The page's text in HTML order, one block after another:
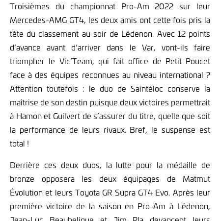
Troisièmes du championnat Pro-Am 2022 sur leur
Mercedes-AMG GT4, les deux amis ont cette fois pris la
tête du classement au soir de Lédenon. Avec 12 points
d’avance avant d’arriver dans le Var, vont-ils faire
triompher le Vic’Team, qui fait office de Petit Poucet
face à des équipes reconnues au niveau international ?
Attention toutefois : le duo de Saintéloc conserve la
maîtrise de son destin puisque deux victoires permettrait
à Hamon et Guilvert de s’assurer du titre, quelle que soit
la performance de leurs rivaux. Bref, le suspense est
total !
Derrière ces deux duos, la lutte pour la médaille de
bronze opposera les deux équipages de Matmut
Évolution et leurs Toyota GR Supra GT4 Evo. Après leur
première victoire de la saison en Pro-Am à Lédenon,